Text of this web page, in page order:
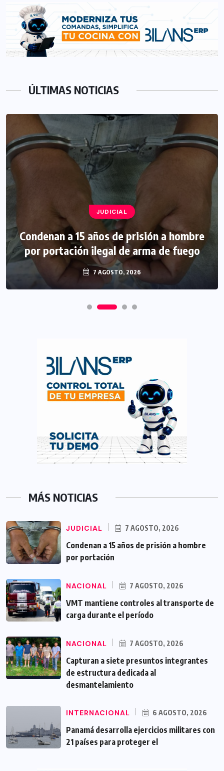
ÚLTIMAS NOTICIAS
JUDICIAL
Condenan a 15 años de prisión a hombre
por portación ilegal de arma de fuego
7 AGOSTO, 2026
MÁS NOTICIAS
JUDICIAL 7 AGOSTO, 2026
Condenan a 15 años de prisión a hombre
por portación
NACIONAL 7 AGOSTO, 2026
VMT mantiene controles al transporte de
carga durante el período
NACIONAL 7 AGOSTO, 2026
Capturan a siete presuntos integrantes
de estructura dedicada al
desmantelamiento
INTERNACIONAL 6 AGOSTO, 2026
Panamá desarrolla ejercicios militares con
21 países para proteger el